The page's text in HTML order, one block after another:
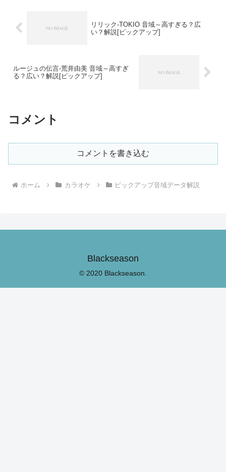
リリック-TOKIO 音域～高すぎる？広
い？解説[ピックアップ]
ルージュの伝言-荒井由美 音域～高すぎ
る？広い？解説[ピックアップ]
コメント
コメントを書き込む
ホーム カラオケ ピックアップ音域データ解説
Blackseason
© 2020 Blackseason.